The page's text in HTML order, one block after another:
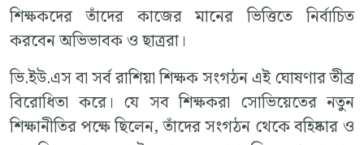
শিক্ষকদের তাঁদের কাজের মানের ভিত্তিতে নির্বাচিত
করবেন অভিভাবক ও ছাত্ররা।
ভি.ইউ.এস বা সর্ব রাশিয়া শিক্ষক সংগঠন এই ঘোষণার তীব্র
বিরোধিতা করে। যে সব শিক্ষকরা সোভিয়েতের নতুন
শিক্ষানীতির পক্ষে ছিলেন, তাঁদের সংগঠন থেকে বহিষ্কার ও